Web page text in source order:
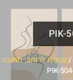
/זכוכית לרוחב: תמונה